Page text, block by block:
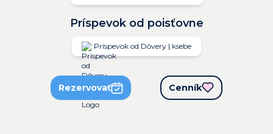
Príspevok od poisťovne
Príspevok od Dôvery | ksebe
Rezervovať Cenník